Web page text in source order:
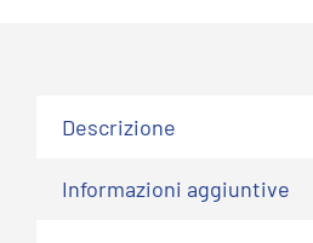
Descrizione
Informazioni aggiuntive